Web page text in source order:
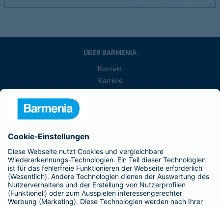
ÜBER BARMENIA
Kontakt
Karriere
Barmenia ist Teil der BarmeniaGothaer
BELIEBTE SEITEN
Kranken-Zusatzversicherung
Tierversicherungen
Haftpflichtversicherung